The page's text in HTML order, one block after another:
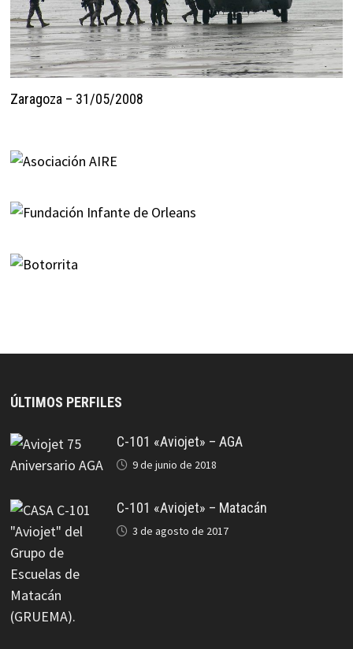
Zaragoza – 31/05/2008
ÚLTIMOS PERFILES
C-101 «Aviojet» – AGA
9 de junio de 2018
C-101 «Aviojet» – Matacán
3 de agosto de 2017